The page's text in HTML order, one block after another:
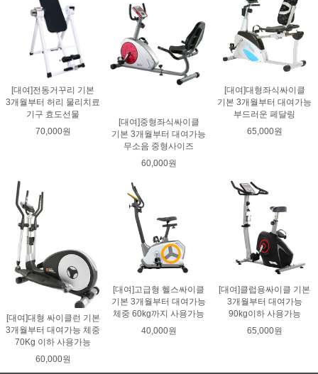
[대여]전동거꾸리 기본
3개월부터 허리 물리치료
기구 효도선물
70,000원
[대여]중형좌식싸이클
기본 3개월부터 대여가능
무소음 중형사이즈
60,000원
[대여]대형좌식싸이클
기본 3개월부터 대여가능
부드러운 페달링
65,000원
[대여]대형 싸이클런 기본
3개월부터 대여가능 체중
70Kg 이하 사용가능
60,000원
[대여]고급형 헬스싸이클
기본 3개월부터 대여가능
체중 60kg까지 사용가능
40,000원
[대여]클럽용싸이클 기본
3개월부터 대여가능
90kg이하 사용가능
65,000원